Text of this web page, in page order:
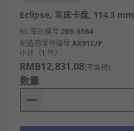
Eclipse, 车床卡盘, 114.3 mm
RS 库存编号 269-6564
制造商零件编号 AX91C/P
小计（1 件）
RMB12,831.08(不含税)
数量